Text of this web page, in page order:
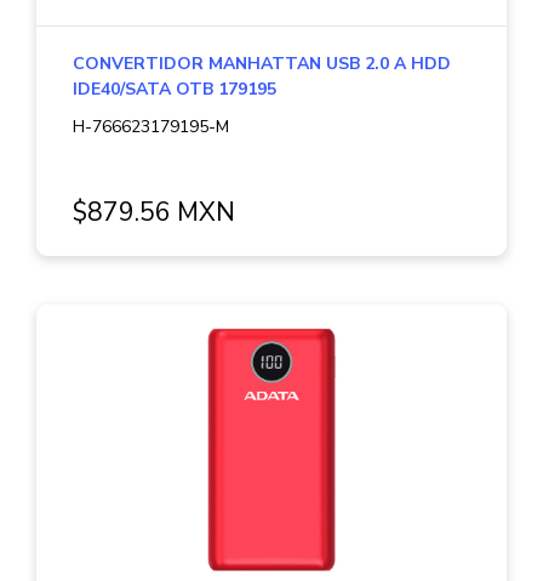
CONVERTIDOR MANHATTAN USB 2.0 A HDD
IDE40/SATA OTB 179195
H-766623179195-M
$879.56 MXN